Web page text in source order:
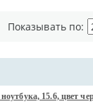
Показывать по:
15.6, цвет